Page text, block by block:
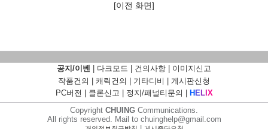
[이전 화면]
공지/이벤 다크모드 건의사항
이미지신고
작품건의
캐릭건의 기타디비
게시판신청
PC버전
클론신고 정지/패널티문의 H ELI X
Copyright CHUING Communications.
All rights reserved. Mail to chuinghelp@gmail.com